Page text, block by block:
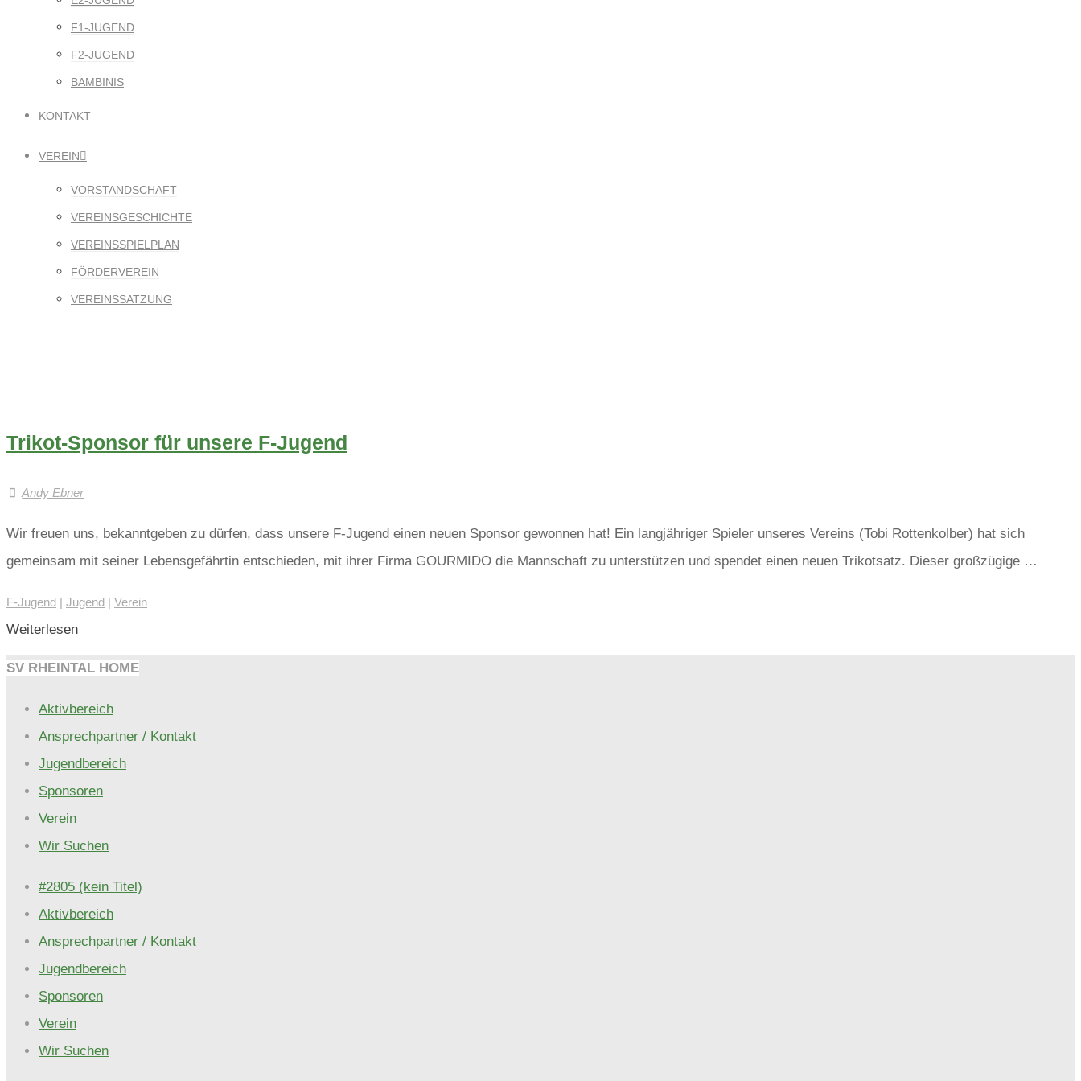
F1-JUGEND
F2-JUGEND
BAMBINIS
KONTAKT
VEREIN
VORSTANDSCHAFT
VEREINSGESCHICHTE
VEREINSSPIELPLAN
FÖRDERVEREIN
VEREINSSATZUNG
Trikot-Sponsor für unsere F-Jugend
Andy Ebner
Wir freuen uns, bekanntgeben zu dürfen, dass unsere F-Jugend einen neuen Sponsor gewonnen hat! Ein langjähriger Spieler unseres Vereins (Tobi Rottenkolber) hat sich
gemeinsam mit seiner Lebensgefährtin entschieden, mit ihrer Firma GOURMIDO die Mannschaft zu unterstützen und spendet einen neuen Trikotsatz. Dieser großzügige …
F-Jugend | Jugend | Verein
Weiterlesen"Trikot-
unsere
F-
Jugend"
SV RHEINTAL HOME
Aktivbereich
Ansprechpartner / Kontakt
Jugendbereich
Sponsoren
Verein
Wir Suchen
#2805 (kein Titel)
Aktivbereich
Ansprechpartner / Kontakt
Jugendbereich
Sponsoren
Verein
Wir Suchen